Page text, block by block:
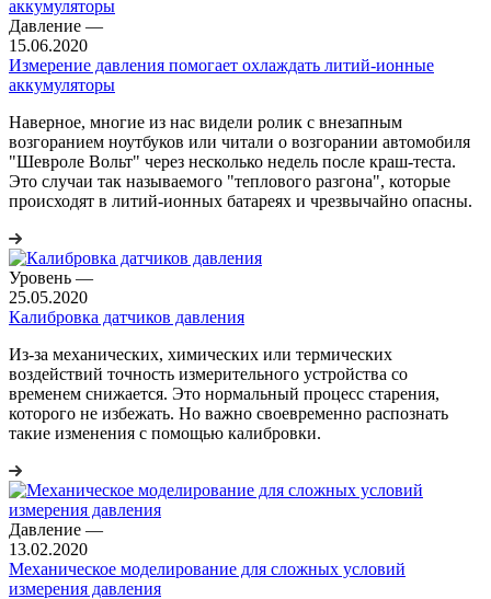
Давление —
15.06.2020
Измерение давления помогает охлаждать литий-ионные
аккумуляторы
Наверное, многие из нас видели ролик с внезапным
возгоранием ноутбуков или читали о возгорании автомобиля
"Шевроле Вольт" через несколько недель после краш-теста.
Это случаи так называемого "теплового разгона", которые
происходят в литий-ионных батареях и чрезвычайно опасны.
Уровень —
25.05.2020
Калибровка датчиков давления
Из-за механических, химических или термических
воздействий точность измерительного устройства со
временем снижается. Это нормальный процесс старения,
которого не избежать. Но важно своевременно распознать
такие изменения с помощью калибровки.
Давление —
13.02.2020
Механическое моделирование для сложных условий
измерения давления